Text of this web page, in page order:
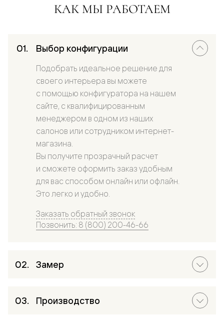
КАК МЫ РАБОТАЕМ
Выбор конфигурации
Подобрать идеальное решение для
своего интерьера вы можете
с помощью конфигуратора на нашем
сайте, с квалифицированным
менеджером в одном из наших
салонов или сотрудником интернет-
магазина.
Вы получите прозрачный расчет
и сможете оформить заказ удобным
для вас способом онлайн или офлайн.
Это легко и удобно.
Заказать обратный звонок
Позвонить: 8 (800) 200-46-66
Замер
Производство